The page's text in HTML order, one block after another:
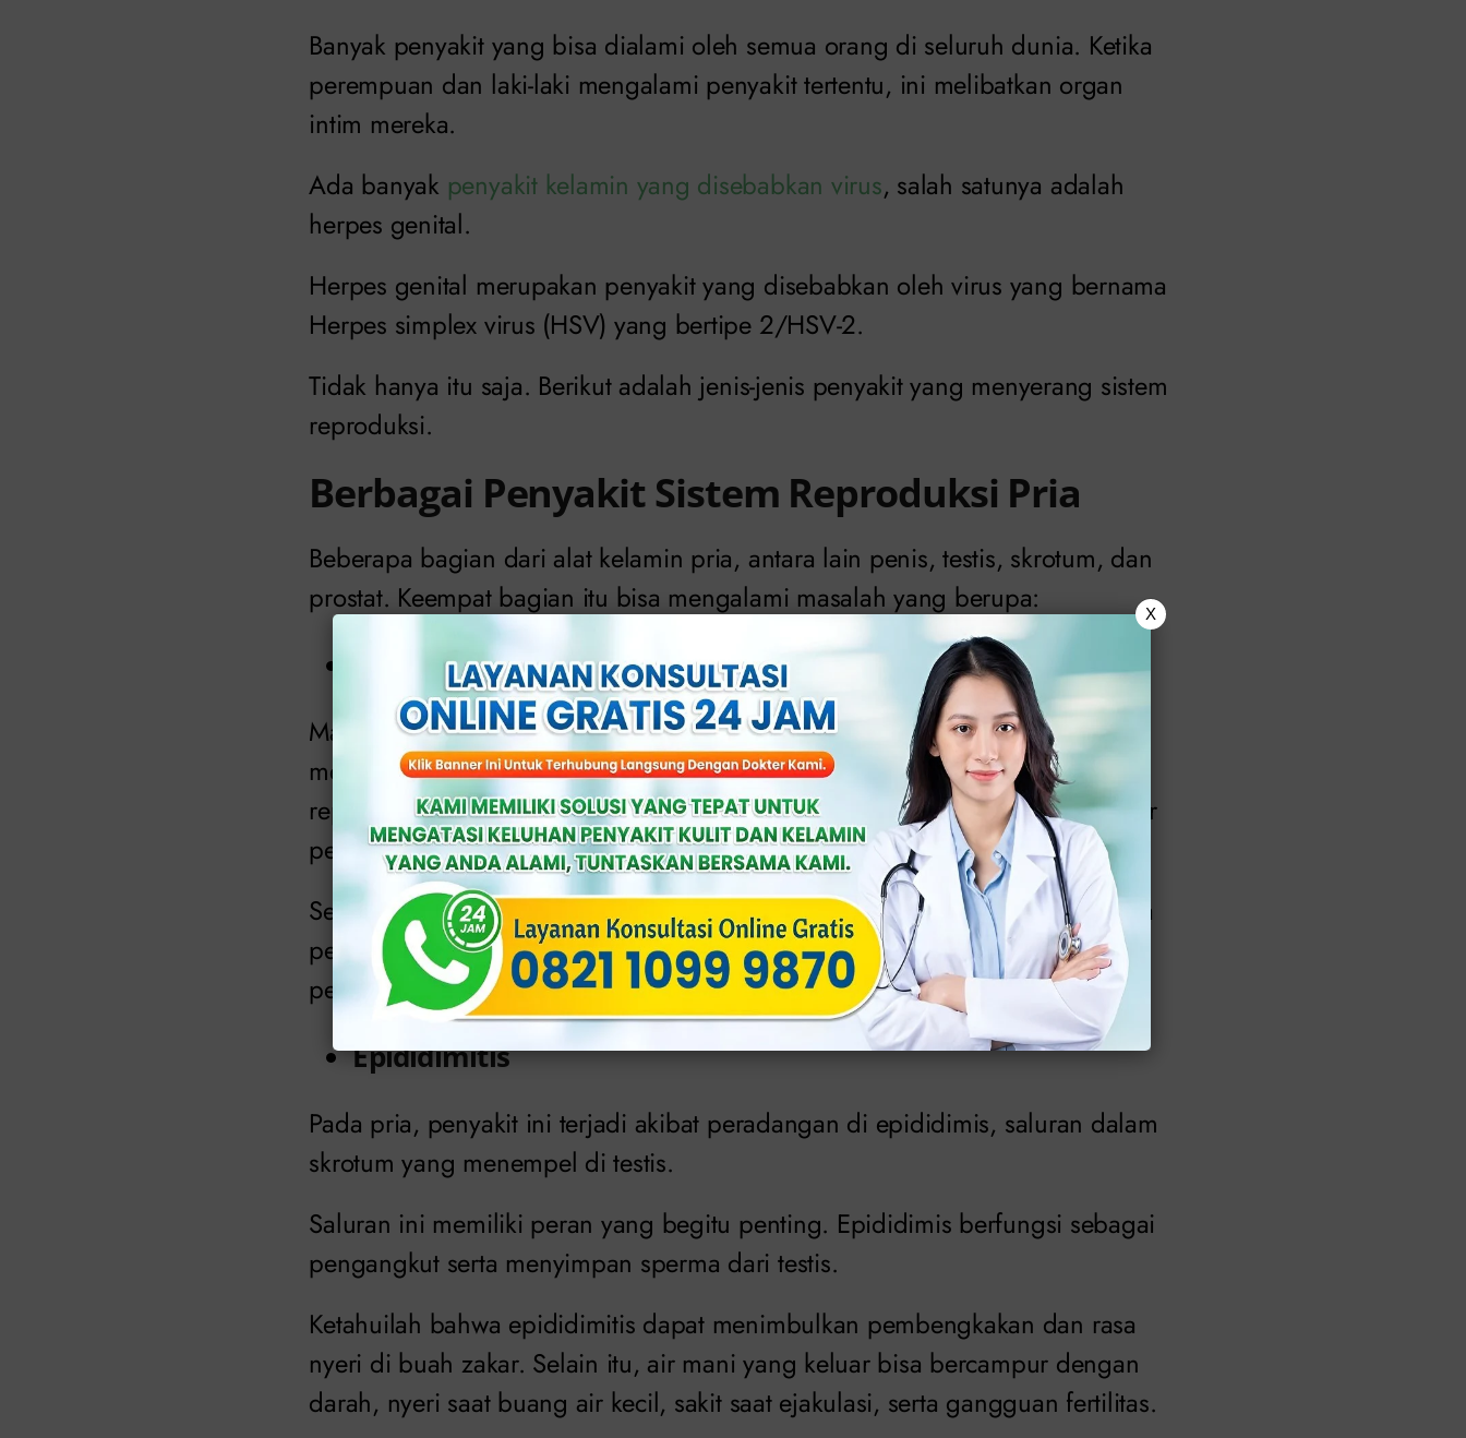
Banyak penyakit yang bisa dialami oleh semua orang di seluruh dunia. Ketika
perempuan dan laki-laki mengalami penyakit tertentu, ini melibatkan organ
intim mereka.
Ada banyak penyakit kelamin yang disebabkan virus, salah satunya adalah
herpes genital.
Herpes genital merupakan penyakit yang disebabkan oleh virus yang bernama
Herpes simplex virus (HSV) yang bertipe 2/HSV-2.
Tidak hanya itu saja. Berikut adalah jenis-jenis penyakit yang menyerang sistem
reproduksi.
Berbagai Penyakit Sistem Reproduksi Pria
Beberapa bagian dari alat kelamin pria, antara lain penis, testis, skrotum, dan
prostat. Keempat bagian itu bisa mengalami masalah yang berupa:
Gangguan pada penis
Masalah yang berkaitan dengan genital pria sering kali menjadi perhatian
mereka. Beberapa masalah kesehatan yang dapat mempengaruhi alat
reproduksi pria meliputi disfungsi ereksi, kelainan anatomi penis, serta kanker
penis.
Selain sejumlah gangguan yang telah disebutkan, penis juga berisiko terkena
penyakit menular seksual, seperti herpes kelamin, HIV/AIDS, sifilis, dan
penyakit kencing nanah.
Epididimitis
Pada pria, penyakit ini terjadi akibat peradangan di epididimis, saluran dalam
skrotum yang menempel di testis.
Saluran ini memiliki peran yang begitu penting. Epididimis berfungsi sebagai
pengangkut serta menyimpan sperma dari testis.
Ketahuilah bahwa epididimitis dapat menimbulkan pembengkakan dan rasa
nyeri di buah zakar. Selain itu, air mani yang keluar bisa bercampur dengan
darah, nyeri saat buang air kecil, sakit saat ejakulasi, serta gangguan fertilitas.
X